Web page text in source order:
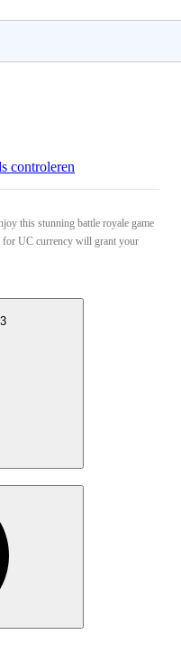
controleren
this stunning battle royale game
for UC currency will grant your